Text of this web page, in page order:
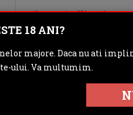
Categoria:Vinuri
Distribuie:
Rating:
18 ANI?
majore. Daca nu ati
ului. Va multumim.